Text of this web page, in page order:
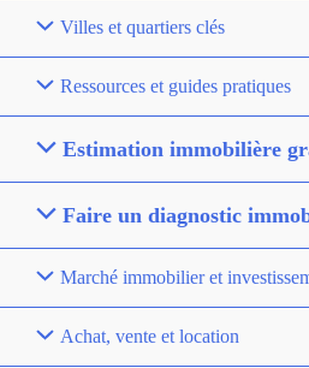
Villes et quartiers clés
Ressources et guides pratiques
Estimation immobilière
Faire un diagnostic
Marché immobilier et
Achat, vente et location